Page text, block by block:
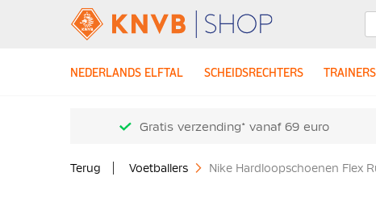
NEDERLANDS ELFTAL SCHEIDSRECHTERS
Gratis verzending* vanaf 69 euro
Terug Voetballers Nike Hardloopschoenen Flex